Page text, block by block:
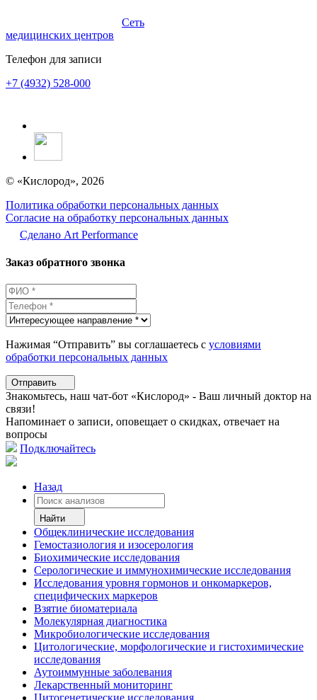
Сеть
медицинских центров
Телефон для записи
+7 (4932) 528-000
© «Кислород», 2026
Политика обработки персональных данных
Согласие на обработку персональных данных
Сделано Аrt Performance
Заказ обратного звонка
Нажимая “Отправить” вы соглашаетесь с условиями
обработки персональных данных
Отправить
Знакомьтесь, наш чат-бот «Кислород» - Ваш личный доктор на
связи!
Напоминает о записи, оповещает о скидках, отвечает на
вопросы
Подключайтесь
Назад
Найти
Общеклинические исследования
Гемостазиология и изосерология
Биохимические исследования
Серологические и иммунохимические исследования
Исследования уровня гормонов и онкомаркеров,
специфических маркеров
Взятие биоматериала
Молекулярная диагностика
Микробиологические исследования
Цитологические, морфологические и гистохимические
исследования
Аутоиммунные заболевания
Лекарственный мониторинг